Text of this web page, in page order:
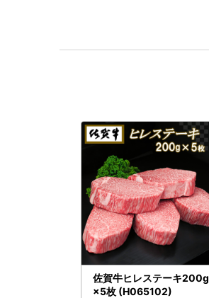
佐賀牛ヒレステーキ200g
×5枚 (H065102)